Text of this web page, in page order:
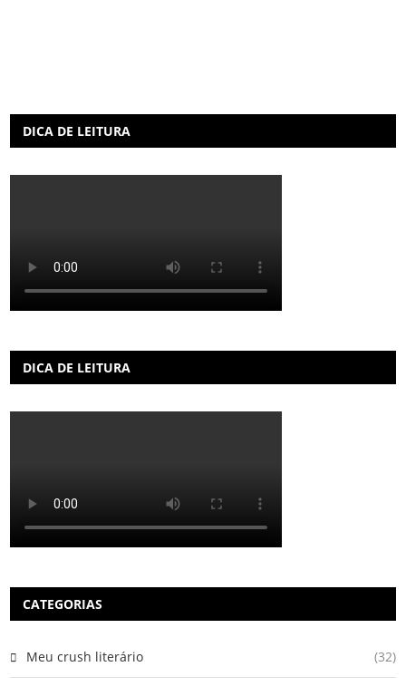
DICA DE LEITURA
DICA DE LEITURA
CATEGORIAS
Meu crush literário (32)